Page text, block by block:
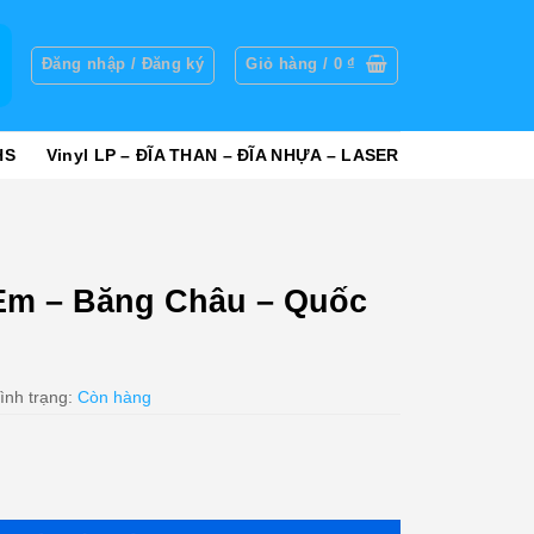
Đăng nhập / Đăng ký Giỏ hàng / 0₫
Vinyl LP – ĐĨA THAN – ĐĨA NHỰA – LASER
– Băng Châu – Quốc
trạng: Còn hàng
- Quốc Thái (ADCA) số lượng